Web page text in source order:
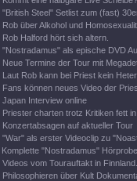
"British Steel" Setlist zum (fast)
Rob über Alkohol und
Rob Halford hört sich altern.
"Nostradamus" als epische DVD
Neue Termine der Tour mit
Laut Rob kann bei Priest kein
Fans können neues Video der
Japan Interview online
Priester charten trotz Kritiken fett
Konzertabsagen auf aktueller Tour
"War" als erster Videoclip zu
Komplette "Nostradamus"
Videos vom Tourauftakt in Finnland.
Philosophieren über Kult